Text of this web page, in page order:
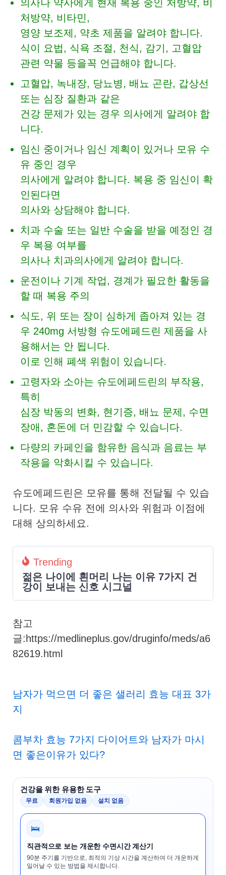
의사나 약사에게 현재 복용 중인 처방약, 비
처방약, 비타민,
영양 보조제, 약초 제품을 알려야 합니다.
식이 요법, 식욕 조절, 천식, 감기, 고혈압
관련 약물 등을꼭 언급해야 합니다.
고혈압, 녹내장, 당뇨병, 배뇨 곤란, 갑상선
또는 심장 질환과 같은
건강 문제가 있는 경우 의사에게 알려야 합
니다.
임신 중이거나 임신 계획이 있거나 모유 수
유 중인 경우
의사에게 알려야 합니다. 복용 중 임신이 확
인된다면
의사와 상담해야 합니다.
치과 수술 또는 일반 수술을 받을 예정인 경
우 복용 여부를
의사나 치과의사에게 알려야 합니다.
운전이나 기계 작업, 경계가 필요한 활동을
할 때 복용 주의
식도, 위 또는 장이 심하게 좁아져 있는 경
우 240mg 서방형 슈도에페드린 제품을 사
용해서는 안 됩니다.
이로 인해 폐색 위험이 있습니다.
고령자와 소아는 슈도에페드린의 부작용,
특히
심장 박동의 변화, 현기증, 배뇨 문제, 수면
장애, 혼돈에 더 민감할 수 있습니다.
다량의 카페인을 함유한 음식과 음료는 부
작용을 악화시킬 수 있습니다.
슈도에페드린은 모유를 통해 전달될 수 있습
니다. 모유 수유 전에 의사와 위험과 이점에
대해 상의하세요.
Trending
젊은 나이에 흰머리 나는 이유 7가지 건
강이 보내는 신호 시그널
참고
글:https://medlineplus.gov/druginfo/meds/a6
82619.html
남자가 먹으면 더 좋은 샐러리 효능 대표 3가
지
콤부차 효능 7가지 다이어트와 남자가 마시
면 좋은이유가 있다?
건강을 위한 유용한 도구
무료 회원가입 없음 설치 없음
🛌
직관적으로 보는 개운한 수면시간 계산기
90분 주기를 기반으로, 최적의 기상 시간을 계산하여 더 개운하게
일어날 수 있는 방법을 제시합니다.